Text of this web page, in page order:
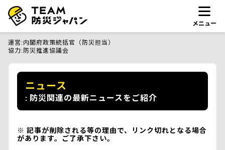
メニュー
運営 内閣府政策統括官（防災担当）
協力 防災推進協議会
ニュース
防災関連の最新ニュースをご紹介
記事が削除される等の理由で、リンク切れとなる場合
があります。ご了承下さい。